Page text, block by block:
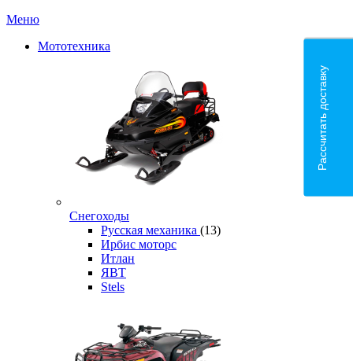
Меню
Мототехника
Снегоходы
Русская механика (13)
Ирбис моторс
Итлан
ЯВТ
Stels
Рассчитать доставку